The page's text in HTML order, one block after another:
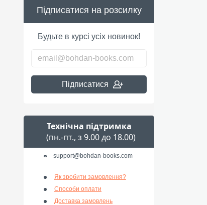
Підписатися на розсилку
Будьте в курсі усіх новинок!
Підписатися
Технічна підтримка
(пн.-пт., з 9.00 до 18.00)
support@bohdan-books.com
Як зробити замовлення?
Способи оплати
Доставка замовлень